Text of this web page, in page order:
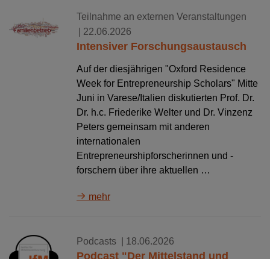
Teilnahme an externen Veranstaltungen
| 22.06.2026
Intensiver Forschungsaustausch
Auf der diesjährigen "Oxford Residence
Week for Entrepreneurship Scholars" Mitte
Juni in Varese/Italien diskutierten Prof. Dr.
Dr. h.c. Friederike Welter und Dr. Vinzenz
Peters gemeinsam mit anderen
internationalen
Entrepreneurshipforscherinnen und -
forschern über ihre aktuellen …
mehr
Podcasts | 18.06.2026
Podcast "Der Mittelstand und